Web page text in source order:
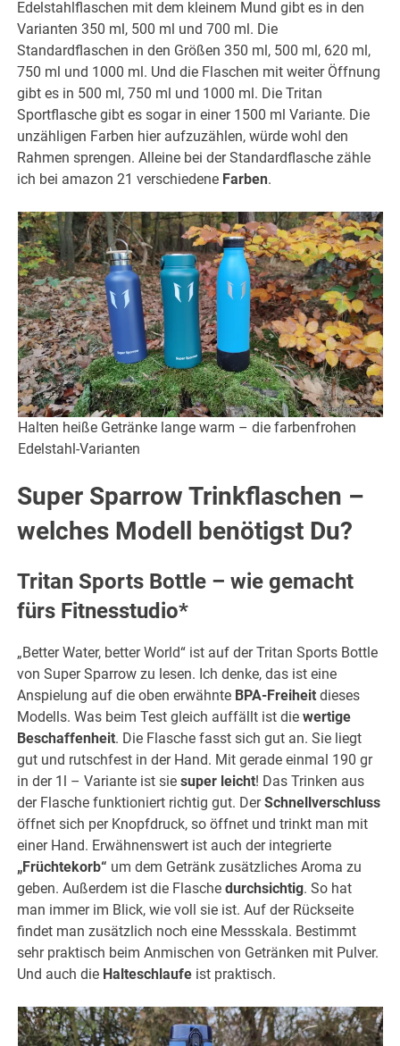
Edelstahlflaschen mit dem kleinem Mund gibt es in den
Varianten 350 ml, 500 ml und 700 ml. Die
Standardflaschen in den Größen 350 ml, 500 ml, 620 ml,
750 ml und 1000 ml. Und die Flaschen mit weiter Öffnung
gibt es in 500 ml, 750 ml und 1000 ml. Die Tritan
Sportflasche gibt es sogar in einer 1500 ml Variante. Die
unzähligen Farben hier aufzuzählen, würde wohl den
Rahmen sprengen. Alleine bei der Standardflasche zähle
ich bei amazon 21 verschiedene Farben.
Halten heiße Getränke lange warm – die farbenfrohen
Edelstahl-Varianten
Super Sparrow Trinkflaschen –
welches Modell benötigst Du?
Tritan Sports Bottle – wie gemacht
fürs Fitnesstudio*
„Better Water, better World“ ist auf der Tritan Sports Bottle
von Super Sparrow zu lesen. Ich denke, das ist eine
Anspielung auf die oben erwähnte BPA-Freiheit dieses
Modells. Was beim Test gleich auffällt ist diewertige
Beschaffenheit. Die Flasche fasst sich gut an. Sie liegt
gut und rutschfest in der Hand. Mit gerade einmal 190 gr
in der 1l – Variante ist siesuper leicht! Das Trinken aus
der Flasche funktioniert richtig gut. DerSchnellverschluss
öffnet sich per Knopfdruck, so öffnet und trinkt man mit
einer Hand. Erwähnenswert ist auch der integrierte
„Früchtekorb“ um dem Getränk zusätzliches Aroma zu
geben. Außerdem ist die Flaschedurchsichtig. So hat
man immer im Blick, wie voll sie ist. Auf der Rückseite
findet man zusätzlich noch eine Messskala. Bestimmt
sehr praktisch beim Anmischen von Getränken mit Pulver.
Und auch die Halteschlaufe ist praktisch.